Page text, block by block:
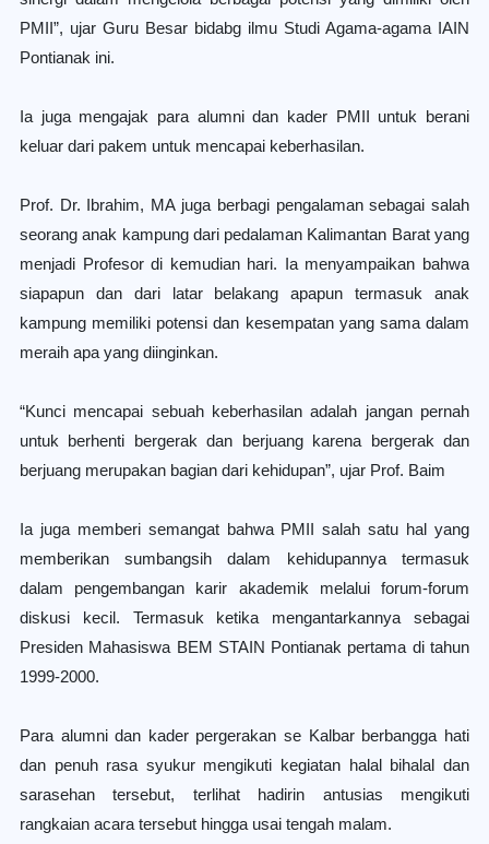
PMII”, ujar Guru Besar bidabg ilmu Studi Agama-agama IAIN
Pontianak ini.
Ia juga mengajak para alumni dan kader PMII untuk berani
keluar dari pakem untuk mencapai keberhasilan.
Prof. Dr. Ibrahim, MA juga berbagi pengalaman sebagai salah
seorang anak kampung dari pedalaman Kalimantan Barat yang
menjadi Profesor di kemudian hari. Ia menyampaikan bahwa
siapapun dan dari latar belakang apapun termasuk anak
kampung memiliki potensi dan kesempatan yang sama dalam
meraih apa yang diinginkan.
“Kunci mencapai sebuah keberhasilan adalah jangan pernah
untuk berhenti bergerak dan berjuang karena bergerak dan
berjuang merupakan bagian dari kehidupan”, ujar Prof. Baim
Ia juga memberi semangat bahwa PMII salah satu hal yang
memberikan sumbangsih dalam kehidupannya termasuk
dalam pengembangan karir akademik melalui forum-forum
diskusi kecil. Termasuk ketika mengantarkannya sebagai
Presiden Mahasiswa BEM STAIN Pontianak pertama di tahun
1999-2000.
Para alumni dan kader pergerakan se Kalbar berbangga hati
dan penuh rasa syukur mengikuti kegiatan halal bihalal dan
sarasehan tersebut, terlihat hadirin antusias mengikuti
rangkaian acara tersebut hingga usai tengah malam.